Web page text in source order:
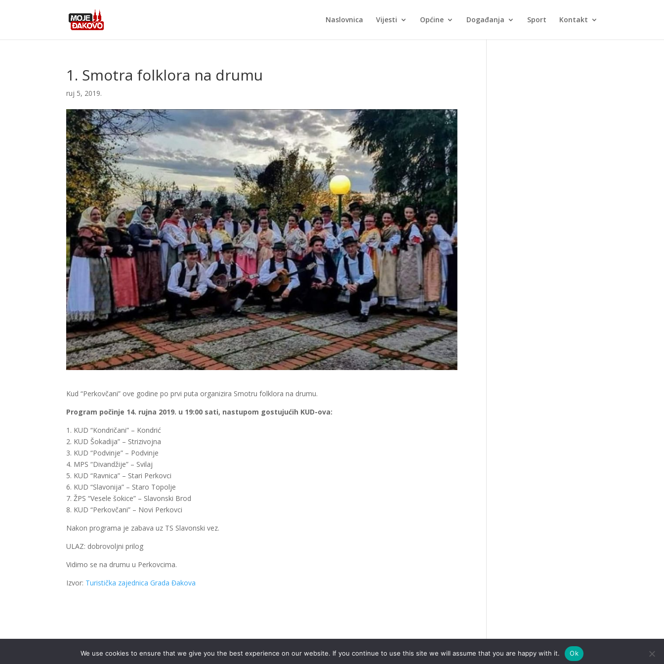
Naslovnica Vijesti Općine Događanja Sport Kontakt
1. Smotra folklora na drumu
ruj 5, 2019.
Kud “Perkovčani” ove godine po prvi puta organizira Smotru folklora na drumu.
Program počinje 14. rujna 2019. u 19:00 sati, nastupom gostujućih KUD-ova:
1. KUD “Kondričani” – Kondrić
2. KUD Šokadija” – Strizivojna
3. KUD “Podvinje” – Podvinje
4. MPS “Divandžije” – Svilaj
5. KUD “Ravnica” – Stari Perkovci
6. KUD “Slavonija” – Staro Topolje
7. ŽPS “Vesele šokice” – Slavonski Brod
8. KUD “Perkovčani” – Novi Perkovci
Nakon programa je zabava uz TS Slavonski vez.
ULAZ: dobrovoljni prilog
Vidimo se na drumu u Perkovcima.
Izvor: Turistička zajednica Grada Đakova
We use cookies to ensure that we give you the best experience on our website. If you continue to use this site we will assume that you are happy with it. Ok